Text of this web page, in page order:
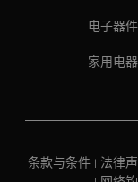
电子器件
家用电器
条款与条件 | 法律